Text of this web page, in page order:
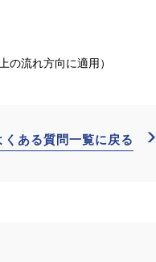
の流れ方向に適用）
くある質問一覧に戻る